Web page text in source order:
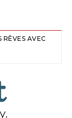
RÊVES AVEC